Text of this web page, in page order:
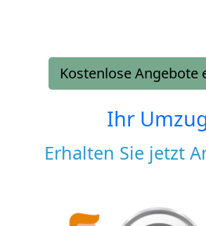
Kostenlose Angebote
Ihr
Erhalten Sie jetzt